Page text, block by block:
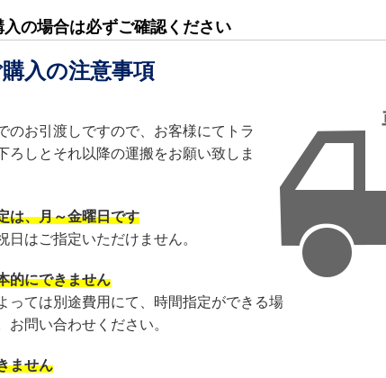
の場合は必ずご確認ください
入の注意事項
のお引渡しですので、お客様にてトラ
ろしとそれ以降の運搬をお願い致しま
は、月～金曜日です
日はご指定いただけません。
的にできません
っては別途費用にて、時間指定ができる場
お問い合わせください。
ません